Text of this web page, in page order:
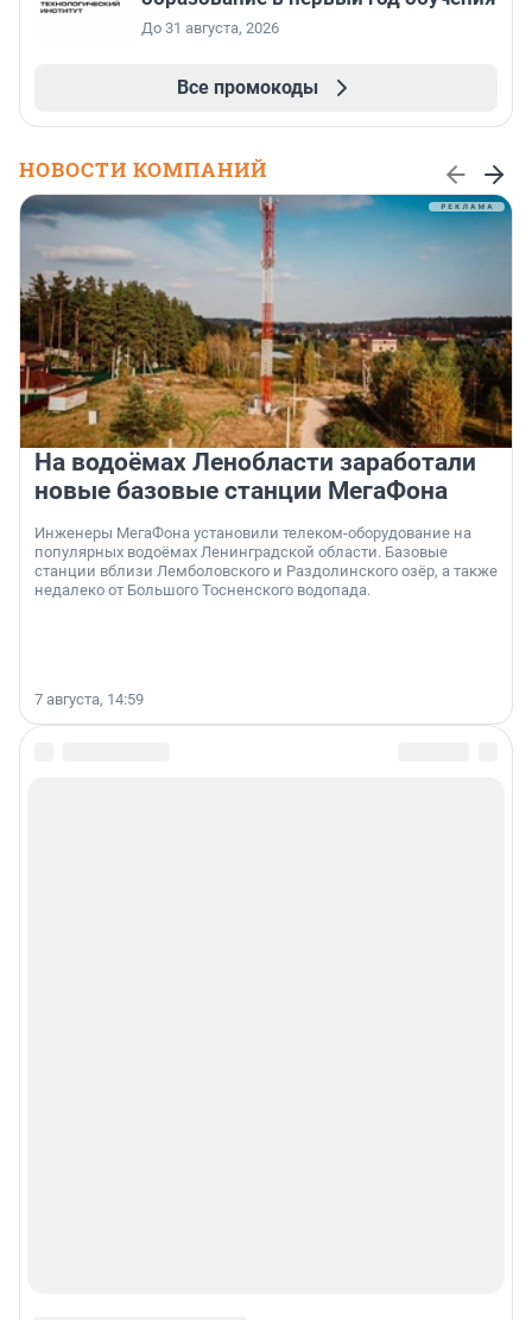
До 31 августа, 2026
Все промокоды
НОВОСТИ КОМПАНИЙ
На водоёмах Ленобласти заработали
новые базовые станции МегаФона
Инженеры МегаФона установили телеком-оборудование на
популярных водоёмах Ленинградской области. Базовые
станции вблизи Лемболовского и Раздолинского озёр, а также
недалеко от Большого Тосненского водопада.
7 августа, 14:59